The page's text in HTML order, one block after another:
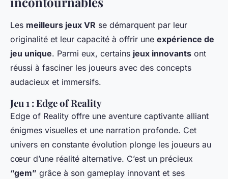
Les meilleurs jeux VR se démarquent par leur
originalité et leur capacité à offrir une expérience de
jeu unique. Parmi eux, certains jeux innovants ont
réussi à fasciner les joueurs avec des concepts
audacieux et immersifs.
Jeu 1 :Edge of Reality
Edge of Reality offre une aventure captivante alliant
énigmes visuelles et une narration profonde. Cet
univers en constante évolution plonge les joueurs au
cœur d’une réalité alternative. C’est un précieux
“gem” grâce à son gameplay innovant et ses